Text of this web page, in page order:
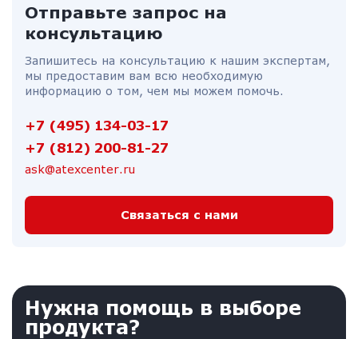
Отправьте запрос на
консультацию
Запишитесь на консультацию к нашим экспертам,
мы предоставим вам всю необходимую
информацию о том, чем мы можем помочь.
+7 (495) 134-03-17
+7 (812) 200-81-27
ask@atexcenter.ru
Связаться с нами
Нужна помощь в выборе
продукта?